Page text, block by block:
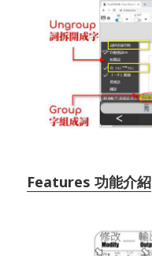
Features 功能介紹